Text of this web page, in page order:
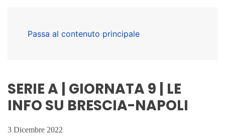
Passa al contenuto principale
SERIE A | GIORNATA 9 | LE
INFO SU BRESCIA-NAPOLI
3 Dicembre 2022